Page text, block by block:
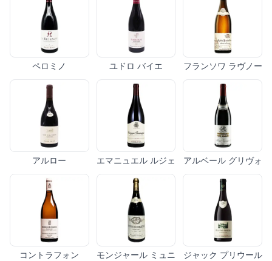
ペロミノ ユドロ バイエ フランソワ ラヴノー
アルロー エマニュエル ルジェ アルベール グリヴォ
コントラフォン
モンジャール ミュニ
ジャック プリウール